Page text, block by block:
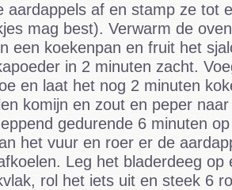
aardappels af en stamp ze tot
mag best). Verwarm de
een koekenpan en fruit het
in 2 minuten zacht.
en laat het nog 2 minuten
komijn en zout en peper
gedurende 6 minuten
het vuur en roer er de
Leg het bladerdeeg op
rol het iets uit en steek 6